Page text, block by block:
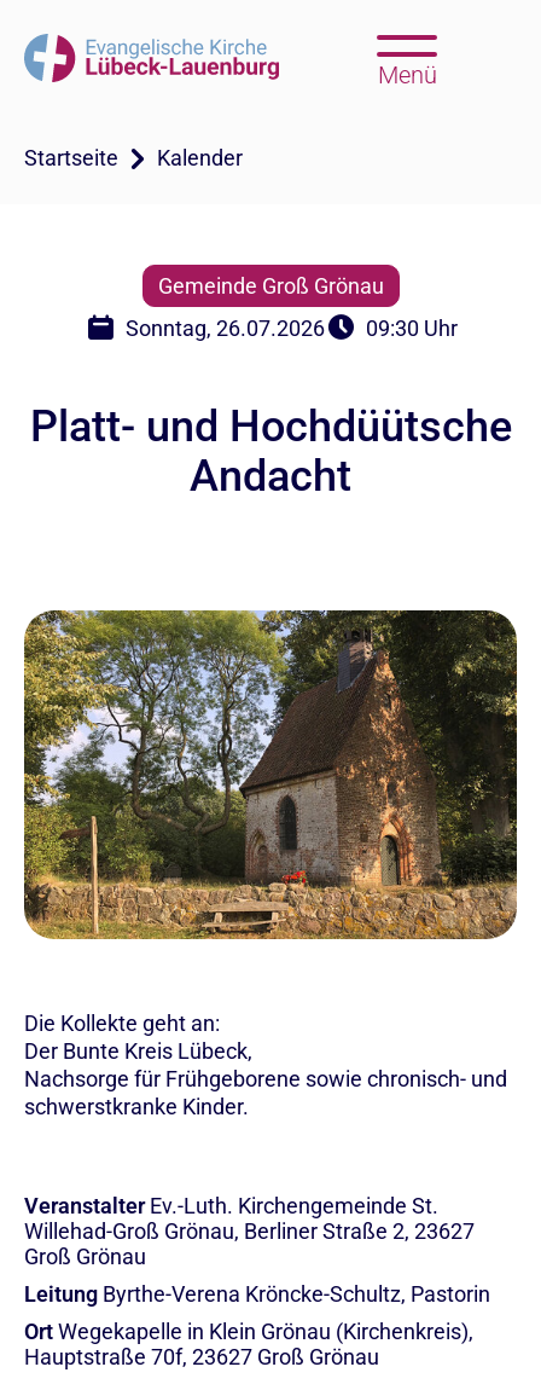
Menü
Startseite Kalender
Gemeinde Groß Grönau
Sonntag, 26.07.2026
09:30 Uhr
Platt- und Hochdüütsche
Andacht
Die Kollekte geht an:
Der Bunte Kreis Lübeck,
Nachsorge für Frühgeborene sowie chronisch- und
schwerstkranke Kinder.
Veranstalter Ev.-Luth. Kirchengemeinde St.
Willehad-Groß Grönau, Berliner Straße 2, 23627
Groß Grönau
Leitung Byrthe-Verena Kröncke-Schultz, Pastorin
OrtWegekapelle in Klein Grönau (Kirchenkreis),
Hauptstraße 70f, 23627 Groß Grönau